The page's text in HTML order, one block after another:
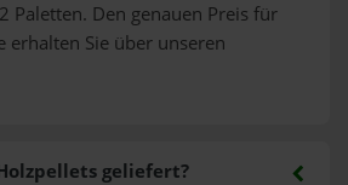
Paletten. Den genauen Preis für
erhalten Sie über unseren
geliefert?